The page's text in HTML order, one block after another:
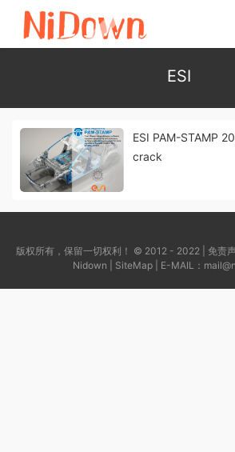
ESI
ESI PAM-STAMP
crack
版权所有，保留一切权利！ © 2012 - 2022 | 免责
Nidown
SiteMap | E-MAIL：